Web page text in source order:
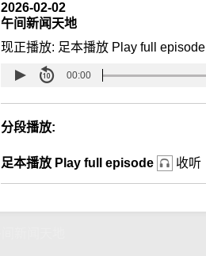
2026-02-02
午间新闻天地
现正播放: 足本播放 Play full episode
00:00
分段播放:
足本播放 Play full episode 收听